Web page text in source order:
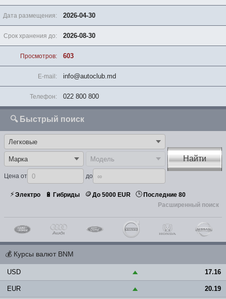
Дата размещения: 2026-04-30
Срок хранения до: 2026-08-30
Просмотров: 603
E-mail: info@autoclub.md
Телефон: 022 800 800
🔍 Быстрый поиск
Цена от до
Найти
⚡Электро 🔋 Гибриды 🪙 До 5000 EUR 🕒 Последние 80
Расширенный поиск
💰 Курсы валют BNM
USD ▲ 17.16
EUR ▲ 20.19